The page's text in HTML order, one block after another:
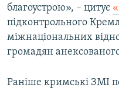
благоустрою», – цитує
підконтрольного
міжнаціональних
громадян
Раніше кримські ЗМІ